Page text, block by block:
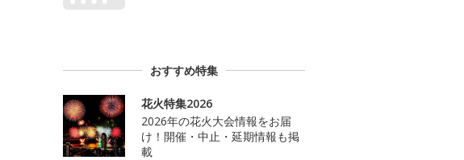
おすすめ特集
花火特集2026
2026年の花火大会情報をお届
け！開催・中止・延期情報も掲
載